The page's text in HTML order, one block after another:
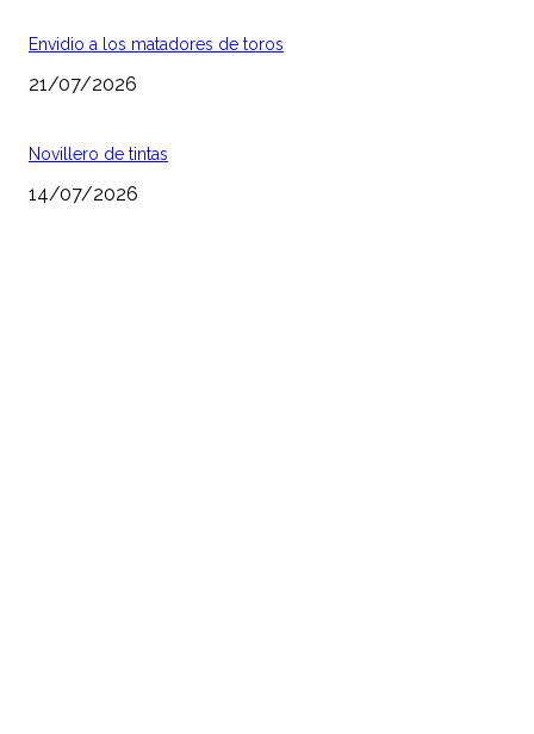
Envidio a los matadores de toros
21/07/2026
Novillero de tintas
14/07/2026